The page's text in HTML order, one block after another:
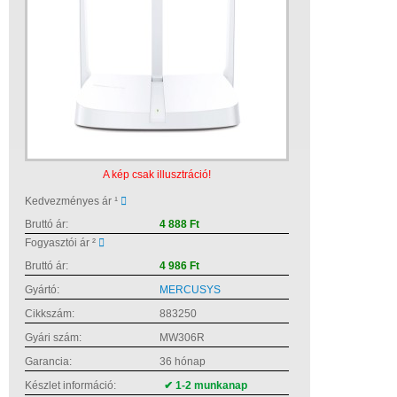
A kép csak illusztráció!
Kedvezményes ár ¹
Bruttó ár:
4 888 Ft
Fogyasztói ár ²
Bruttó ár:
4 986 Ft
Gyártó:
MERCUSYS
Cikkszám:
883250
Gyári szám:
MW306R
Garancia:
36 hónap
Készlet információ:
✔ 1-2 munkanap